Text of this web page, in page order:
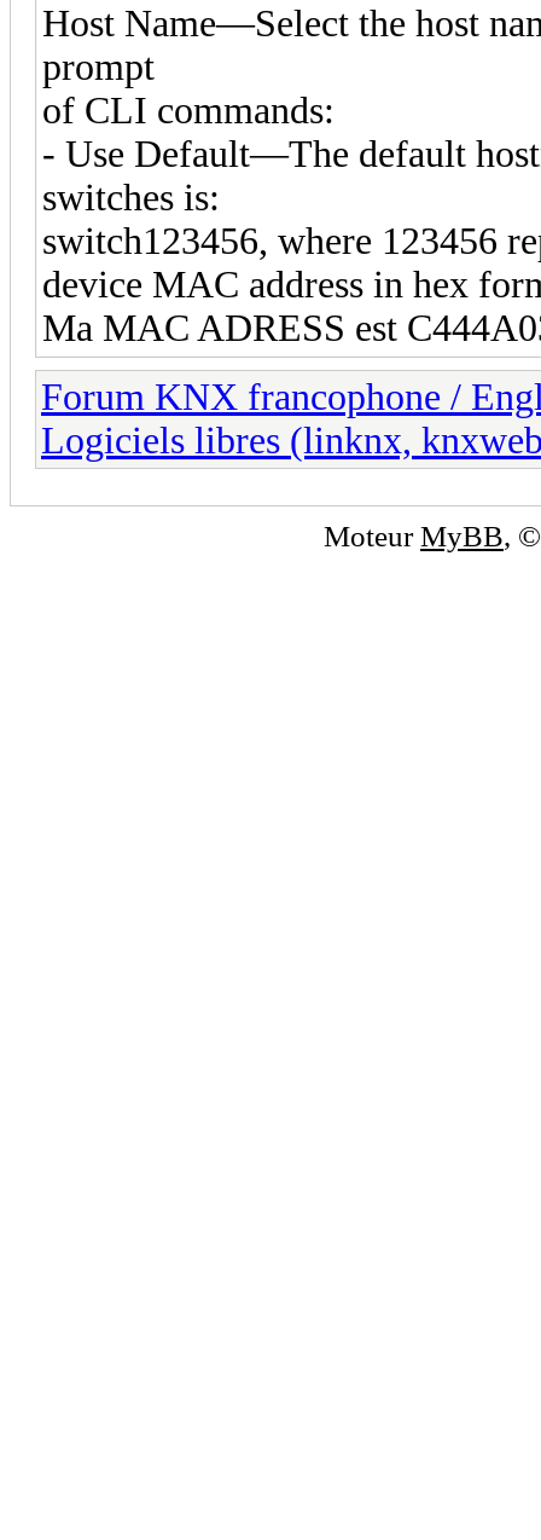
Host Name—Select the host
prompt
of CLI commands:
- Use Default—The default
switches is:
switch123456, where 123456
device MAC address in hex
Ma MAC ADRESS est
Forum KNX francophone /
Logiciels libres (linknx,
MoteurMyBB,